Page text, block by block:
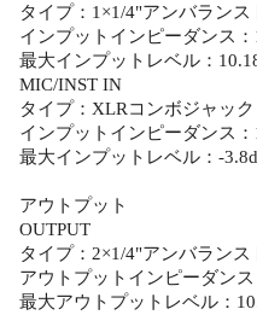
タイプ：1×1/4"アンバラン
インプットインピーダンス
最大インプットレベル：
MIC/INST IN
タイプ：XLRコンボジャック
インプットインピーダンス
最大インプットレベル：-
アウトプット
OUTPUT
タイプ：2×1/4"アンバラン
アウトプットインピーダン
最大アウトプットレベル：